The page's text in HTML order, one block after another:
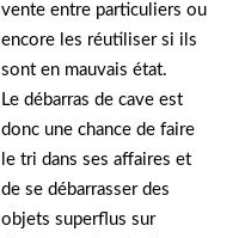
vente entre particuliers ou
encore les réutiliser si ils
sont en mauvais état.
Le débarras de cave est
donc une chance de faire
le tri dans ses affaires et
de se débarrasser des
objets superflus sur